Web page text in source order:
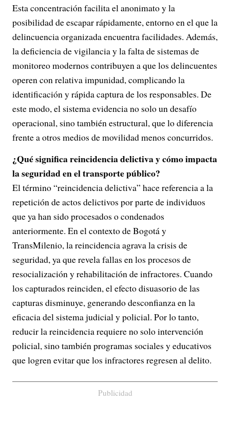
Esta concentración facilita el anonimato y la
posibilidad de escapar rápidamente, entorno en el que la
delincuencia organizada encuentra facilidades. Además,
la deficiencia de vigilancia y la falta de sistemas de
monitoreo modernos contribuyen a que los delincuentes
operen con relativa impunidad, complicando la
identificación y rápida captura de los responsables. De
este modo, el sistema evidencia no solo un desafío
operacional, sino también estructural, que lo diferencia
frente a otros medios de movilidad menos concurridos.
¿Qué significa reincidencia delictiva y cómo impacta
la seguridad en el transporte público?
El término “reincidencia delictiva” hace referencia a la
repetición de actos delictivos por parte de individuos
que ya han sido procesados o condenados
anteriormente. En el contexto de Bogotá y
TransMilenio, la reincidencia agrava la crisis de
seguridad, ya que revela fallas en los procesos de
resocialización y rehabilitación de infractores. Cuando
los capturados reinciden, el efecto disuasorio de las
capturas disminuye, generando desconfianza en la
eficacia del sistema judicial y policial. Por lo tanto,
reducir la reincidencia requiere no solo intervención
policial, sino también programas sociales y educativos
que logren evitar que los infractores regresen al delito.
Publicidad